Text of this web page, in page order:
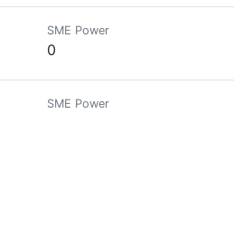
SME Power
0
SME Power